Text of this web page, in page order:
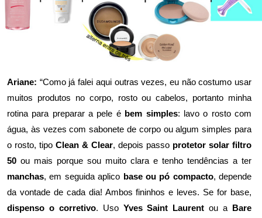
Ariane: “Como já falei aqui outras vezes, eu não costumo usar
muitos produtos no corpo, rosto ou cabelos, portanto minha
rotina para preparar a pele é bem simples: lavo o rosto com
água, às vezes com sabonete de corpo ou algum simples para
o rosto, tipo Clean & Clear, depois passo protetor solar filtro
50 ou mais porque sou muito clara e tenho tendências a ter
manchas, em seguida aplico base ou pó compacto, depende
da vontade de cada dia! Ambos fininhos e leves. Se for base,
dispenso o corretivo. Uso Yves Saint Laurent ou a Bare